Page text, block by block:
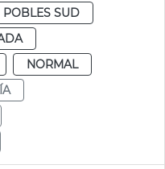
POBLES SUD
NORMAL